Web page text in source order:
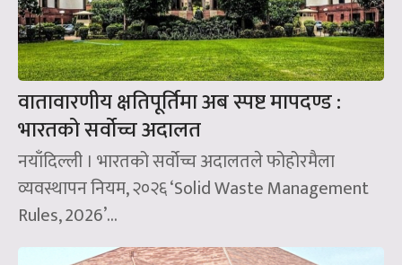
वातावारणीय क्षतिपूर्तिमा अब स्पष्ट मापदण्ड :
भारतको सर्वोच्च अदालत
नयाँदिल्ली । भारतको सर्वोच्च अदालतले फोहोरमैला
व्यवस्थापन नियम, २०२६ ‘Solid Waste Management
Rules, 2026’...